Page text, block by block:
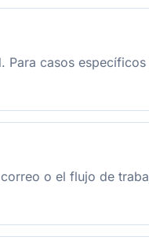
casos
o el flujo de